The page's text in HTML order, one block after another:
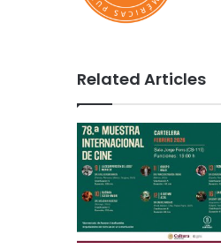
Related Articles